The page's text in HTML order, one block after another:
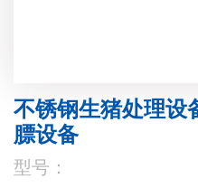
不锈钢生猪处理设
膘设备
型号：